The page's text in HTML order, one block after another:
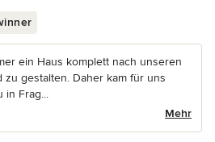
ein Haus komplett nach unseren
gestalten. Daher kam für uns
in Frag...
Mehr